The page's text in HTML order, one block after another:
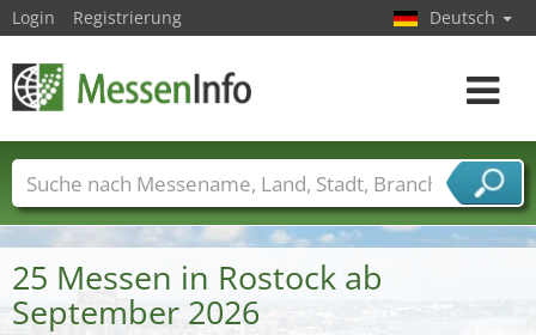
25 Messen in Rostock ab
September 2026
Login Registrierung Deutsch
Toggle
Messenamen Länder Städte
Branchen
Dienstleisterbranchen